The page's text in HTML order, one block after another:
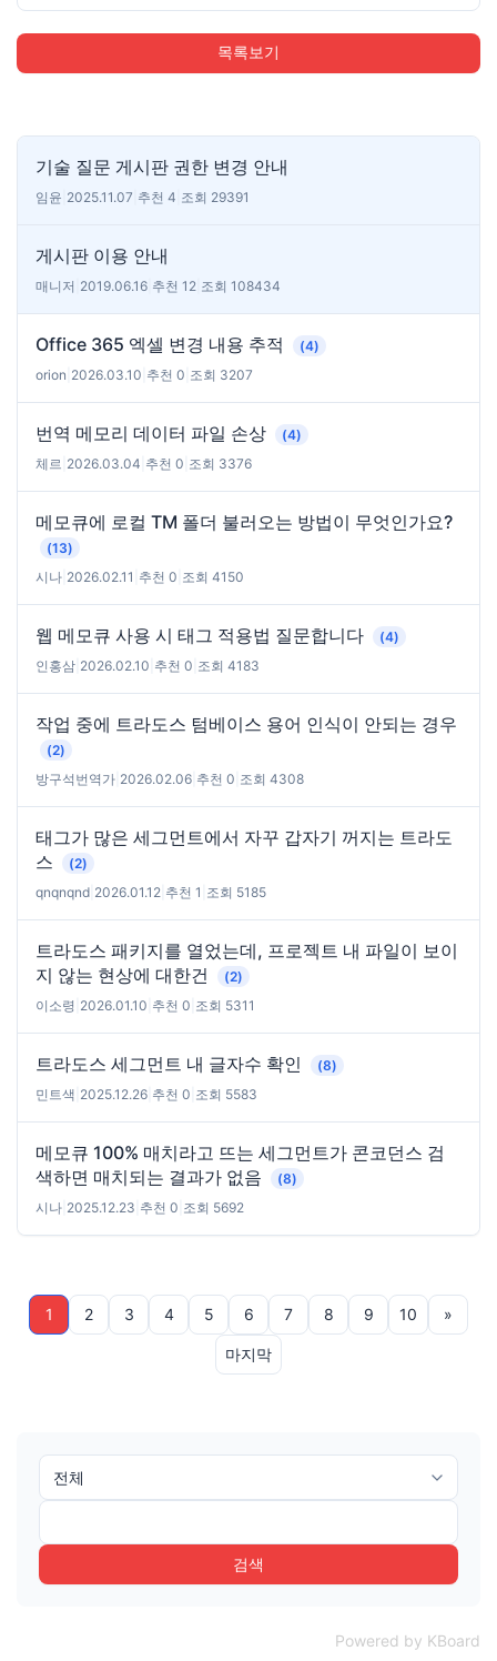
목록보기
기술 질문 게시판 권한 변경 안내
임윤 2025.11.07 추천 4 조회 29391
게시판 이용 안내
매니저 2019.06.16 추천 12 조회 108434
Office 365 엑셀 변경 내용 추적
(4)
orion 2026.03.10 추천 0 조회 3207
번역 메모리 데이터 파일 손상
(4)
체르 2026.03.04 추천 0 조회 3376
메모큐에 로컬 TM 폴더 불러오는 방법이 무엇인가요?
(13)
시나 2026.02.11 추천 0 조회 4150
웹 메모큐 사용 시 태그 적용법 질문합니다
(4)
인홍삼 2026.02.10 추천 0 조회 4183
작업 중에 트라도스 텀베이스 용어 인식이 안되는 경우
(2)
방구석번역가 2026.02.06 추천 0 조회 4308
태그가 많은 세그먼트에서 자꾸 갑자기 꺼지는 트라도
스
(2)
qnqnqnd 2026.01.12 추천 1 조회 5185
트라도스 패키지를 열었는데, 프로젝트 내 파일이 보이
지 않는 현상에 대한건
(2)
이소령 2026.01.10 추천 0 조회 5311
트라도스 세그먼트 내 글자수 확인
(8)
민트색 2025.12.26 추천 0 조회 5583
메모큐 100% 매치라고 뜨는 세그먼트가 콘코던스 검
색하면 매치되는 결과가 없음
(8)
시나 2025.12.23 추천 0 조회 5692
1 2 3 4 5 6 7 8 9 10 »
마지막
검색
Powered by KBoard